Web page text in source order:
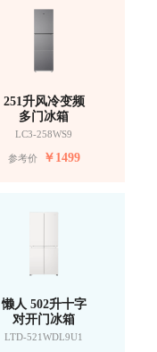
251升风冷变频
多门冰箱
LC3-258WS9
参考价 ￥1499
懒人 502升十字
对开门冰箱
LTD-521WDL9U1